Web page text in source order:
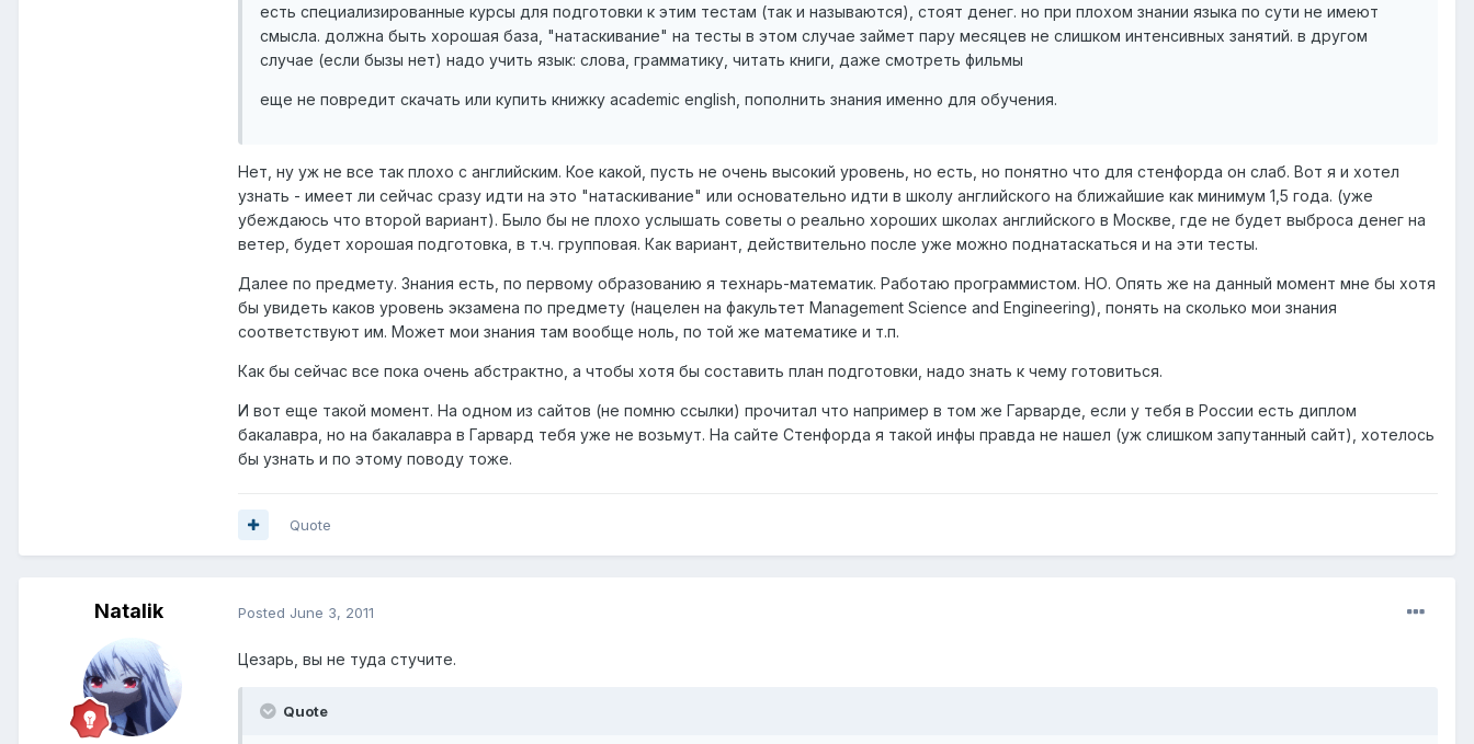
есть специализированные курсы для подготовки к этим тестам (так и называются), стоят денег. но при плохом знании языка по сути не имеют
смысла. должна быть хорошая база, "натаскивание" на тесты в этом случае займет пару месяцев не слишком интенсивных занятий. в другом
случае (если бызы нет) надо учить язык: слова, грамматику, читать книги, даже смотреть фильмы
еще не повредит скачать или купить книжку academic english, пополнить знания именно для обучения.
Нет, ну уж не все так плохо с английским. Кое какой, пусть не очень высокий уровень, но есть, но понятно что для стенфорда он слаб. Вот я и хотел
узнать - имеет ли сейчас сразу идти на это "натаскивание" или основательно идти в школу английского на ближайшие как минимум 1,5 года. (уже
убеждаюсь что второй вариант). Было бы не плохо услышать советы о реально хороших школах английского в Москве, где не будет выброса денег на
ветер, будет хорошая подготовка, в т.ч. групповая. Как вариант, действительно после уже можно поднатаскаться и на эти тесты.
Далее по предмету. Знания есть, по первому образованию я технарь-математик. Работаю программистом. НО. Опять же на данный момент мне бы хотя
бы увидеть каков уровень экзамена по предмету (нацелен на факультет Management Science and Engineering), понять на сколько мои знания
соответствуют им. Может мои знания там вообще ноль, по той же математике и т.п.
Как бы сейчас все пока очень абстрактно, а чтобы хотя бы составить план подготовки, надо знать к чему готовиться.
И вот еще такой момент. На одном из сайтов (не помню ссылки) прочитал что например в том же Гарварде, если у тебя в России есть диплом
бакалавра, но на бакалавра в Гарвард тебя уже не возьмут. На сайте Стенфорда я такой инфы правда не нашел (уж слишком запутанный сайт), хотелось
бы узнать и по этому поводу тоже.
Quote
Natalik Posted June 3, 2011
Цезарь, вы не туда стучите.
Quote